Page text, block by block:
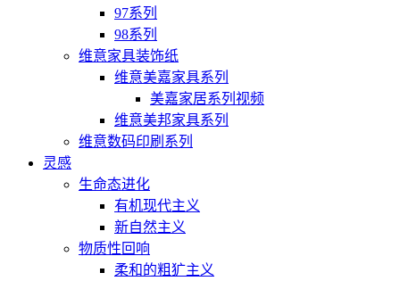
97系列
98系列
维意家具装饰纸
维意美嘉家具系列
美嘉家居系列视频
维意美邦家具系列
维意数码印刷系列
灵感
生命态进化
有机现代主义
新自然主义
物质性回响
柔和的粗犷主义